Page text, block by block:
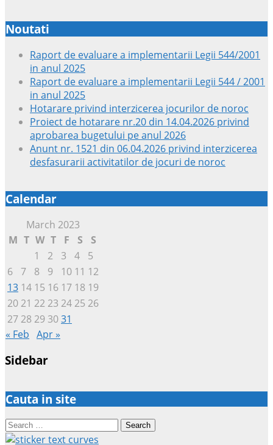
Noutati
Raport de evaluare a implementarii Legii 544/2001
in anul 2025
Raport de evaluare a implementarii Legii 544 / 2001
in anul 2025
Hotarare privind interzicerea jocurilor de noroc
Proiect de hotarare nr.20 din 14.04.2026 privind
aprobarea bugetului pe anul 2026
Anunt nr. 1521 din 06.04.2026 privind interzicerea
desfasurarii activitatilor de jocuri de noroc
Calendar
March 2023
M T W T F S
S
1
2 3 4
5
6
7 8 9 10 11 12
13 14 15 16 17 18 19
20 21 22 23 24 25 26
27 28 29 3031
« Feb Apr »
Sidebar
Cauta in site
Search
for: